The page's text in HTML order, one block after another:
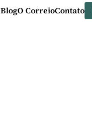
BlogO CorreioContato